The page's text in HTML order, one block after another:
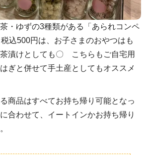
・ゆずの3種類がある「あられコンペ
込500円は、お子さまのおやつはも
漬けとしても〇 こちらもご自宅用
ぎと併せて手土産としてもオススメ
商品はすべてお持ち帰り可能となっ
合わせて、イートインかお持ち帰り